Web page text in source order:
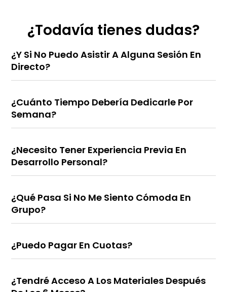
¿Todavía tienes dudas?
¿Y Si No Puedo Asistir A Alguna Sesión En
Directo?
¿Cuánto Tiempo Debería Dedicarle Por
Semana?
¿Necesito Tener Experiencia Previa En
Desarrollo Personal?
¿Qué Pasa Si No Me Siento Cómoda En
Grupo?
¿Puedo Pagar En Cuotas?
¿Tendré Acceso A Los Materiales Después